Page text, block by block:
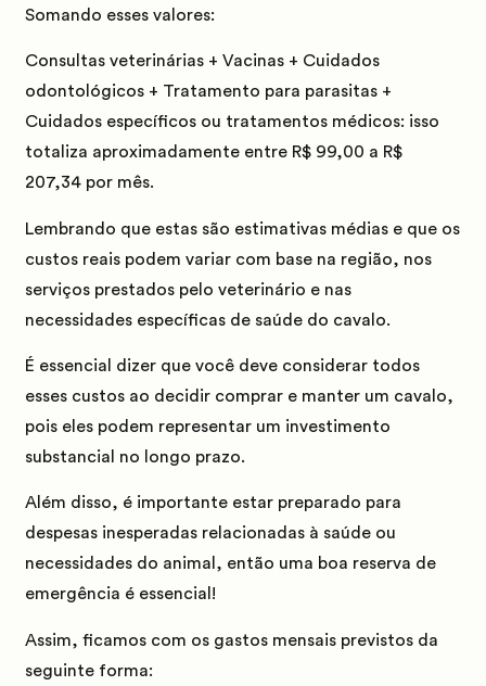
Somando esses valores:
Consultas veterinárias + Vacinas + Cuidados
odontológicos + Tratamento para parasitas +
Cuidados específicos ou tratamentos médicos: isso
totaliza aproximadamente entre R$ 99,00 a R$
207,34 por mês.
Lembrando que estas são estimativas médias e que os
custos reais podem variar com base na região, nos
serviços prestados pelo veterinário e nas
necessidades específicas de saúde do cavalo.
É essencial dizer que você deve considerar todos
esses custos ao decidir comprar e manter um cavalo,
pois eles podem representar um investimento
substancial no longo prazo.
Além disso, é importante estar preparado para
despesas inesperadas relacionadas à saúde ou
necessidades do animal, então uma boa reserva de
emergência é essencial!
Assim, ficamos com os gastos mensais previstos da
seguinte forma: